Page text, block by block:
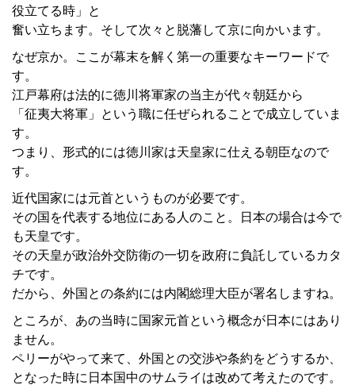
役立てる時」と
奮い立ちます。そして次々と脱藩して京に向かいます。
なぜ京か。ここが幕末を解く第一の重要なキーワードで
す。
江戸幕府は法的に徳川将軍家の当主が代々朝廷から
「征夷大将軍」という職に任ぜられることで成立していま
す。
つまり、形式的には徳川家は天皇家に仕える朝臣なので
す。
近代国家には元首というものが必要です。
その国を代表する地位にある人のこと。日本の場合は今で
も天皇です。
その天皇が政治外交防衛の一切を政府に負託しているカタ
チです。
だから、外国との条約には内閣総理大臣が署名しますね。
ところが、あの当時に国家元首という概念が日本にはあり
ません。
ペリーがやって来て、外国との交渉や条約をどうするか、
となった時に日本国中のサムライは改めて考えたのです。